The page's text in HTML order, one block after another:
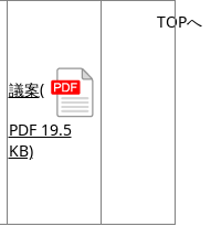
TOPへ
議案(
PDF 19.5
KB)